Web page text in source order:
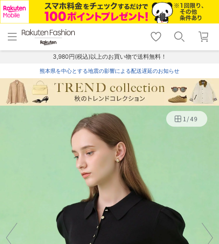
menu home
トップ
shopping_cart lock_outline
ログイン
3,980円(税込)以上のお買い物で送料無料！
熊本県を中心とする地震の影響による配送遅延のお知らせ
1/49